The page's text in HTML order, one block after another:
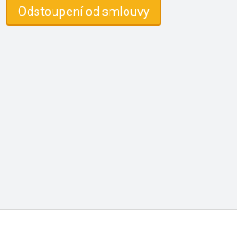
Odstoupení od smlouvy